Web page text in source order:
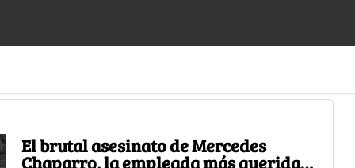
El brutal asesinato de Mercedes
Chaparro, la empleada más querida